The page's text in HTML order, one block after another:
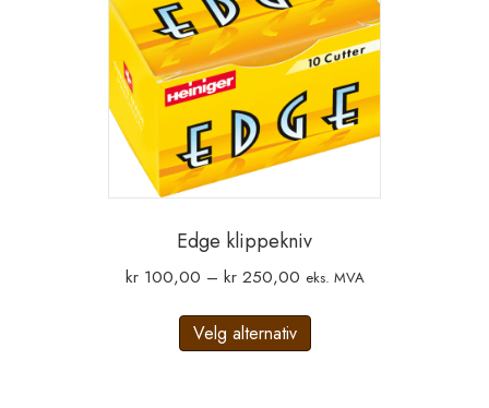
Edge klippekniv
kr100,00 – kr250,00Prisområde:
til
kr 250,00
eks. MVA
Velg alternativ
Dette